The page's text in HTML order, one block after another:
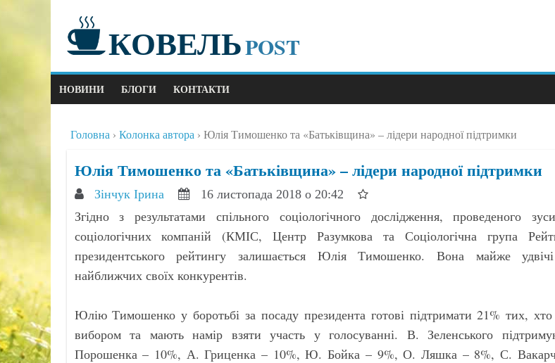
КОВЕЛЬPOST
НОВИНИ БЛОГИ КОНТАКТИ
Головна Колонка автора Юлія Тимошенко та «Батьківщина» – лідери народної підтримки
Юлія Тимошенко та «Батьківщина» – лідери народної підтримки
Зінчук Ірина 16 листопада 2018 о 20:42
Згідно з результатами спільного соціологічного дослідження, проведеного
соціологічних компаній (КМІС, Центр Разумкова та Соціологічна група
президентського рейтингу залишається Юлія Тимошенко. Вона майже
найближчих своїх конкурентів.
Юлію Тимошенко у боротьбі за посаду президента готові підтримати 21% тих, хто
вибором та мають намір взяти участь у голосуванні. В. Зеленського
Порошенка – 10%, А. Гриценка – 10%, Ю. Бойка – 9%, О. Ляшка – 8%, С.